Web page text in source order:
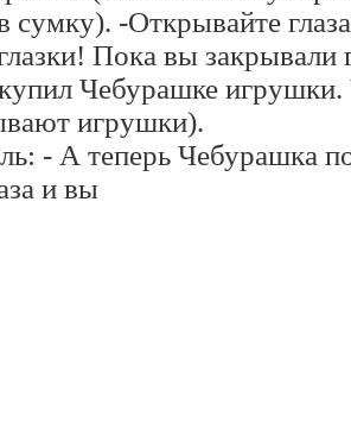
сумку). -Открывайте
Пока вы закрывали
Чебурашке игрушки.
игрушки).
- А теперь Чебурашка
и вы